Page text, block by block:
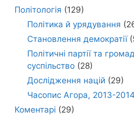
Політологія (129)
Політика й урядування
Становлення демократії
Політичні партії та
суспільство(28)
Дослідження націй (29)
Часопис Агора, 2013-2014
Коментарі (29)